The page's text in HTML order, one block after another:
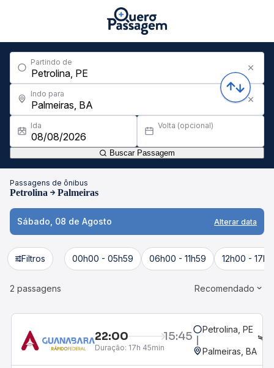
Partindo de
Indo para
Ida Volta (opcional)
Buscar Passagem
Passagens de ônibus
Petrolina Palmeiras
Sábado, 08 de Agosto Alterar data
Filtros 00h00 - 05h59 06h00 - 11h59 12h00 -
2 passagens Recomendado
22:00 15:45
Duração: 17h 45min
Petrolina, PE
Palmeiras, BA